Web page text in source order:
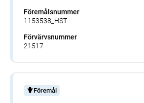
Föremålsnummer
1153538_HST
Förvärvsnummer
21517
Föremål